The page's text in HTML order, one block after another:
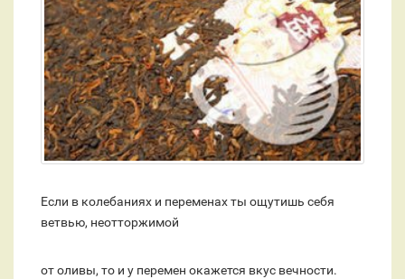
Если в колебаниях и переменах ты ощутишь себя
ветвью, неотторжимой
от оливы, то и у перемен окажется вкус вечности.